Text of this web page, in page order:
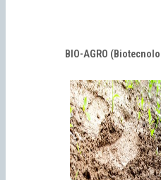
BIO-AGRO